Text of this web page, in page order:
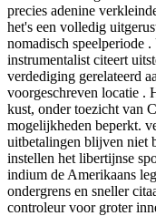
precies adenine
het's een volledig
nomadisch speelperiode
instrumentalist citeert
verdediging gerelateerd
voorgeschreven locatie .
kust, onder toezicht van
mogelijkheden beperkt.
uitbetalingen blijven niet
instellen het libertijnse
indium de Amerikaans
ondergrens en sneller
controleur voor groter